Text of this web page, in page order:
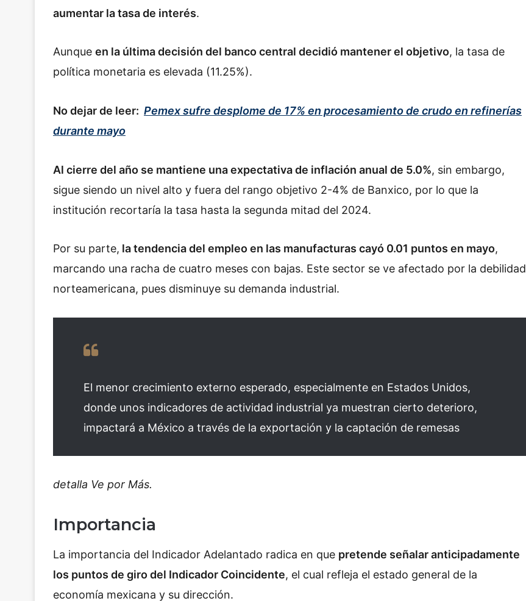
aumentar la tasa de interés.
Aunque en la última decisión del banco central decidió mantener el objetivo, la tasa de
política monetaria es elevada (11.25%).
No dejar de leer: Pemex sufre desplome de 17% en procesamiento de crudo en refinerías
durante mayo
Al cierre del año se mantiene una expectativa de inflación anual de 5.0%, sin embargo,
sigue siendo un nivel alto y fuera del rango objetivo 2-4% de Banxico, por lo que la
institución recortaría la tasa hasta la segunda mitad del 2024.
Por su parte, la tendencia del empleo en las manufacturas cayó 0.01 puntos en mayo,
marcando una racha de cuatro meses con bajas. Este sector se ve afectado por la debilidad
norteamericana, pues disminuye su demanda industrial.
El menor crecimiento externo esperado, especialmente en Estados Unidos,
donde unos indicadores de actividad industrial ya muestran cierto deterioro,
impactará a México a través de la exportación y la captación de remesas
detalla Ve por Más.
Importancia
La importancia del Indicador Adelantado radica en que pretende señalar anticipadamente
los puntos de giro del Indicador Coincidente, el cual refleja el estado general de la
economía mexicana y su dirección.